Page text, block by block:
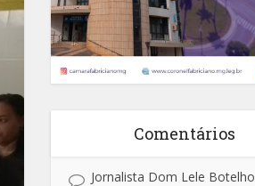
Comentários
Jornalista Dom Lele Botelho